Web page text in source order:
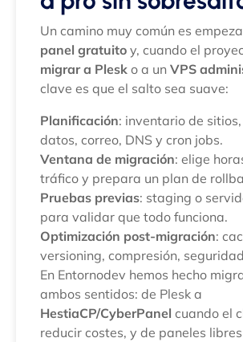
Un camino muy común es
panel gratuito y, cuando el
migrar a Plesk o a un VPS
clave es que el salto sea suave:
Planificación: inventario de
datos, correo, DNS y cron jobs.
Ventana de migración: elige
tráfico y prepara un plan de
Pruebas previas: staging o
para validar que todo funciona.
Optimización post-migración:
versioning, compresión,
En Entornodev hemos hecho
ambos sentidos: de Plesk a
HestiaCP/CyberPanel cuando el
reducir costes, y de paneles